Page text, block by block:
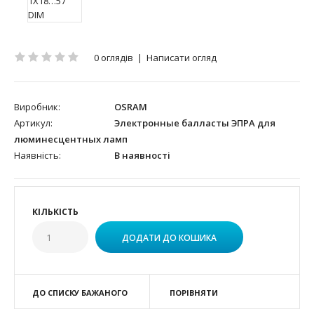
0 оглядів | Написати огляд
Виробник:
OSRAM
Артикул:
Электронные балласты ЭПРА для
люминесцентных ламп
Наявність:
В наявності
КІЛЬКІСТЬ
ДО СПИСКУ БАЖАНОГО ПОРІВНЯТИ